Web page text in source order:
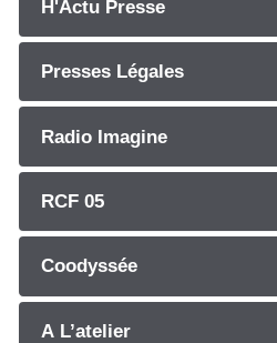
H'Actu Presse
Presses Légales
Radio Imagine
RCF 05
Coodyssée
A L’atelier